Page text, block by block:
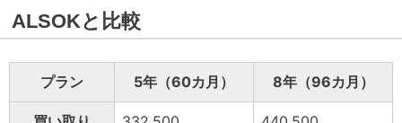
ALSOKと比較
プラン 5年（60カ月） 8年（96カ月）